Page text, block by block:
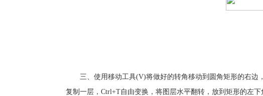
三、使用移动工具(V)将做好的转角移动到圆角矩形的右边
复制一层，Ctrl+T自由变换，将图层水平翻转，放到矩形的左